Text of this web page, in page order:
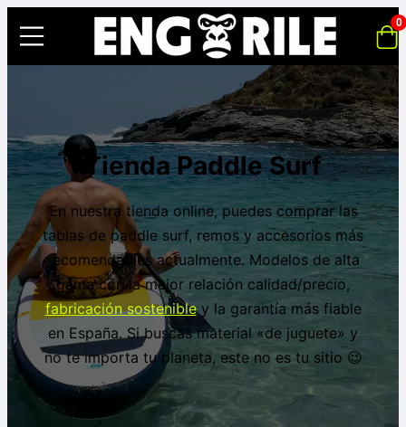
0
Tienda Paddle Surf
En nuestra tienda online, puedes comprar las
tablas de paddle surf, remos y accesorios más
recomendables actualmente. Modelos de alta
gama con la mejor relación calidad/precio,
fabricación sostenibley la garantía más fiable
en España. Si buscas material «de juguete» y
no te importa tu planeta, este no es tu sitio 😉